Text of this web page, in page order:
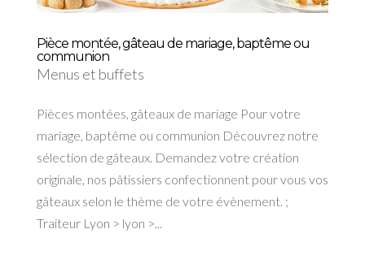
Pièce montée, gâteau de mariage, baptême ou
communion
Menus et buffets
Pièces montées, gâteaux de mariage Pour votre
mariage, baptême ou communion Découvrez notre
sélection de gâteaux. Demandez votre création
originale, nos pâtissiers confectionnent pour vous vos
gâteaux selon le thème de votre évènement. ;
Traiteur Lyon > lyon >...